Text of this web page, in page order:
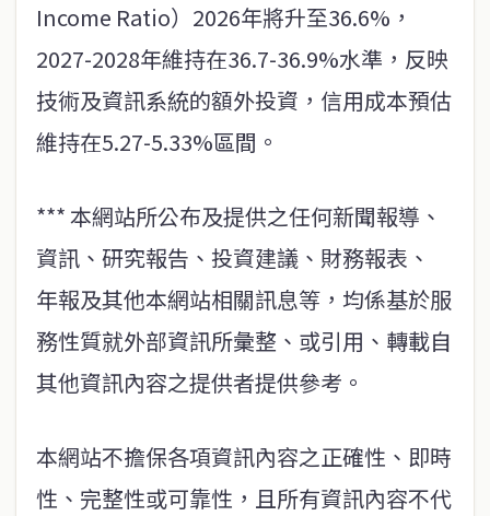
Income Ratio）2026年將升至36.6%，
2027-2028年維持在36.7-36.9%水準，反映
技術及資訊系統的額外投資，信用成本預估
維持在5.27-5.33%區間。
*** 本網站所公布及提供之任何新聞報導、
資訊、研究報告、投資建議、財務報表、
年報及其他本網站相關訊息等，均係基於服
務性質就外部資訊所彙整、或引用、轉載自
其他資訊內容之提供者提供參考。
本網站不擔保各項資訊內容之正確性、即時
性、完整性或可靠性，且所有資訊內容不代